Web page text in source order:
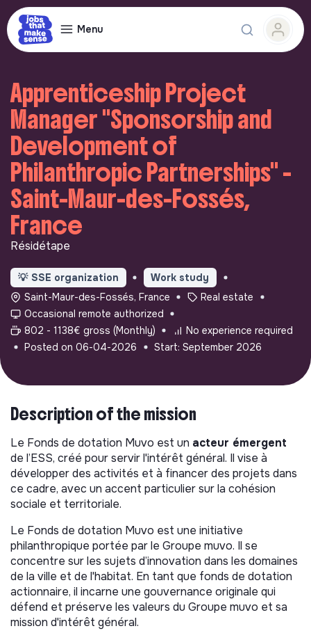
Menu
Apprenticeship Project
Manager "Sponsorship and
Development of
Philanthropic Partnerships" -
Saint-Maur-des-Fossés,
France
Résidétape
💡 SSE organization
Work study
Saint-Maur-des-Fossés, France
Real estate
Occasional remote authorized
802 - 1138€ gross (Monthly)
No experience required
Posted on 06-04-2026
Start: September 2026
Description of the mission
Le Fonds de dotation Muvo est un acteur émergent
de l’ESS, créé pour servir l'intérêt général. Il vise à
développer des activités et à financer des projets dans
ce cadre, avec un accent particulier sur la cohésion
sociale et territoriale.
Le Fonds de dotation Muvo est une initiative
philanthropique portée par le Groupe muvo. Il se
concentre sur les sujets d’innovation dans les domaines
de la ville et de l'habitat. En tant que fonds de dotation
actionnaire, il incarne une gouvernance originale qui
défend et préserve les valeurs du Groupe muvo et sa
mission d'intérêt général.